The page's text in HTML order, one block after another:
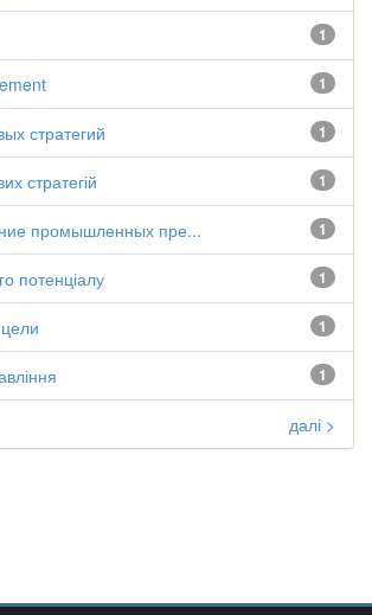
1
1
1
стратегий
1
стратегій
1
промышленных пре...
1
потенціалу
1
1
далі >